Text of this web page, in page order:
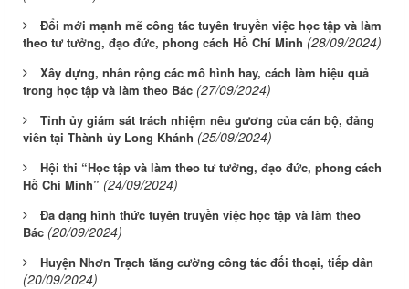
Đổi mới mạnh mẽ công tác tuyên truyền việc học tập và làm
theo tư tưởng, đạo đức, phong cách Hồ Chí Minh (28/09/2024)
Xây dựng, nhân rộng các mô hình hay, cách làm hiệu quả
trong học tập và làm theo Bác (27/09/2024)
Tỉnh ủy giám sát trách nhiệm nêu gương của cán bộ, đảng
viên tại Thành ủy Long Khánh (25/09/2024)
Hội thi “Học tập và làm theo tư tưởng, đạo đức, phong cách
Hồ Chí Minh” (24/09/2024)
Đa dạng hình thức tuyên truyền việc học tập và làm theo
Bác (20/09/2024)
Huyện Nhơn Trạch tăng cường công tác đối thoại, tiếp dân
(20/09/2024)